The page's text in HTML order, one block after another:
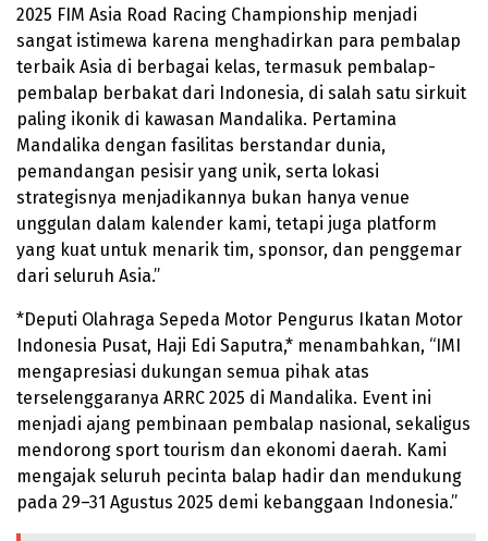
2025 FIM Asia Road Racing Championship menjadi
sangat istimewa karena menghadirkan para pembalap
terbaik Asia di berbagai kelas, termasuk pembalap-
pembalap berbakat dari Indonesia, di salah satu sirkuit
paling ikonik di kawasan Mandalika. Pertamina
Mandalika dengan fasilitas berstandar dunia,
pemandangan pesisir yang unik, serta lokasi
strategisnya menjadikannya bukan hanya venue
unggulan dalam kalender kami, tetapi juga platform
yang kuat untuk menarik tim, sponsor, dan penggemar
dari seluruh Asia.”
*Deputi Olahraga Sepeda Motor Pengurus Ikatan Motor
Indonesia Pusat, Haji Edi Saputra,* menambahkan, “IMI
mengapresiasi dukungan semua pihak atas
terselenggaranya ARRC 2025 di Mandalika. Event ini
menjadi ajang pembinaan pembalap nasional, sekaligus
mendorong sport tourism dan ekonomi daerah. Kami
mengajak seluruh pecinta balap hadir dan mendukung
pada 29–31 Agustus 2025 demi kebanggaan Indonesia.”